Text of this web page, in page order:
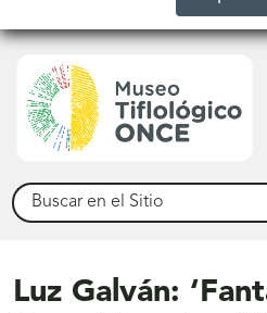
Buscar
Luz Galván: